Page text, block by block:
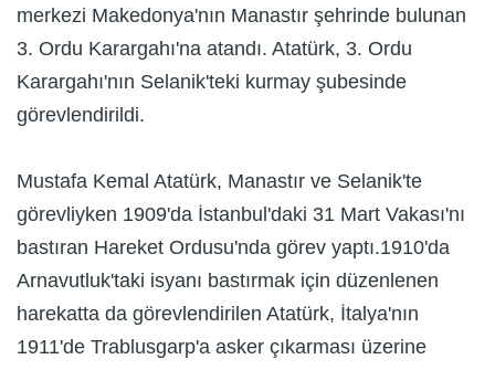
merkezi Makedonya'nın Manastır şehrinde bulunan
3. Ordu Karargahı'na atandı. Atatürk, 3. Ordu
Karargahı'nın Selanik'teki kurmay şubesinde
görevlendirildi.
Mustafa Kemal Atatürk, Manastır ve Selanik'te
görevliyken 1909'da İstanbul'daki 31 Mart Vakası'nı
bastıran Hareket Ordusu'nda görev yaptı.1910'da
Arnavutluk'taki isyanı bastırmak için düzenlenen
harekatta da görevlendirilen Atatürk, İtalya'nın
1911'de Trablusgarp'a asker çıkarması üzerine